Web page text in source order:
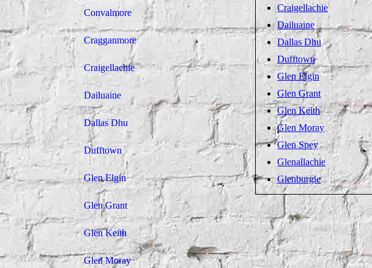
Convalmore
Cragganmore
Craigellachie
Dailuaine
Dallas Dhu
Dufftown
Glen Elgin
Glen Grant
Glen Keith
Glen Moray
Craigellachie
Dailuaine
Dallas Dhu
Dufftown
Glen Elgin
Glen Grant
Glen Keith
Glen Moray
Glen Spey
Glenallachie
Glenburgie